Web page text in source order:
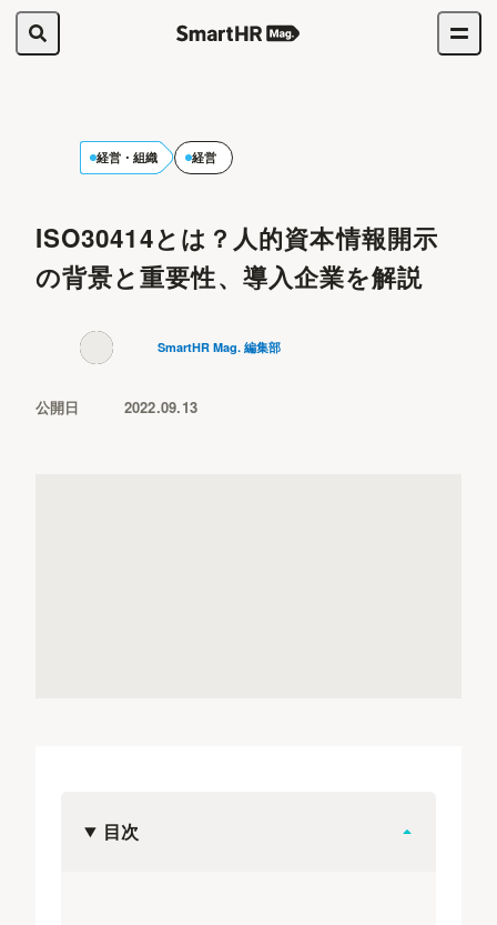
経営・組織 経営
ISO30414とは？人的資本情報開示
の背景と重要性、導入企業を解説
SmartHR Mag. 編集部
公開日 2022.09.13
目次